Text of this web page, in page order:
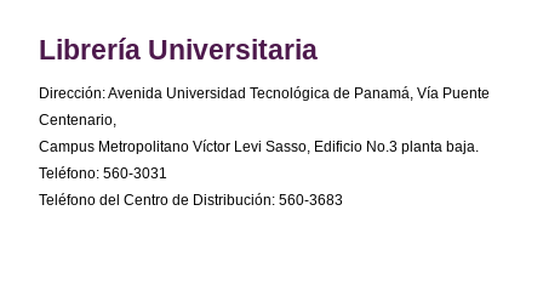
Librería Universitaria
Dirección: Avenida Universidad Tecnológica de Panamá, Vía Puente
Centenario,
Campus Metropolitano Víctor Levi Sasso, Edificio No.3 planta baja.
Teléfono: 560-3031
Teléfono del Centro de Distribución: 560-3683